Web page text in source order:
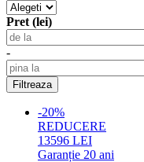
Pret (lei)
-
-20%
REDUCERE
13596 LEI
Garanție 20 ani